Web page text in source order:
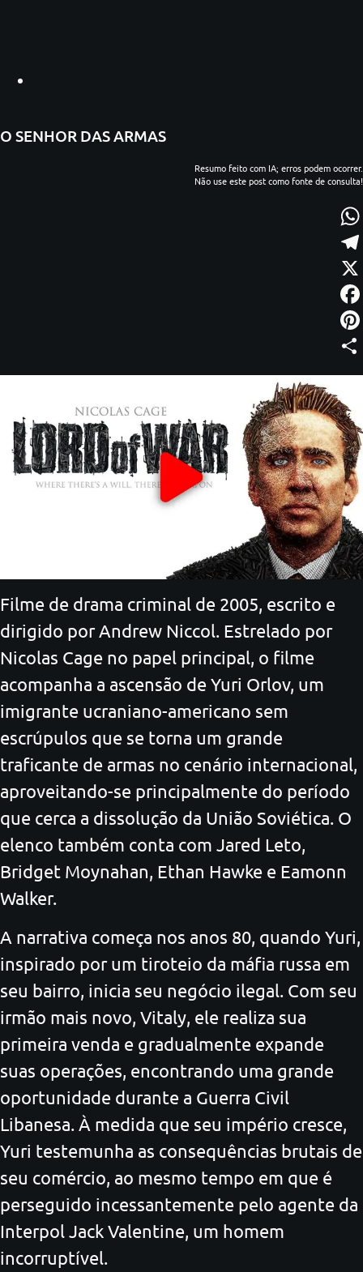
O SENHOR DAS ARMAS
Resumo feito com IA; erros podem ocorrer.
Não use este post como fonte de consulta!
Filme de drama criminal de 2005, escrito e
dirigido por Andrew Niccol. Estrelado por
Nicolas Cage no papel principal, o filme
acompanha a ascensão de Yuri Orlov, um
imigrante ucraniano-americano sem
escrúpulos que se torna um grande
traficante de armas no cenário internacional,
aproveitando-se principalmente do período
que cerca a dissolução da União Soviética. O
elenco também conta com Jared Leto,
Bridget Moynahan, Ethan Hawke e Eamonn
Walker.
A narrativa começa nos anos 80, quando Yuri,
inspirado por um tiroteio da máfia russa em
seu bairro, inicia seu negócio ilegal. Com seu
irmão mais novo, Vitaly, ele realiza sua
primeira venda e gradualmente expande
suas operações, encontrando uma grande
oportunidade durante a Guerra Civil
Libanesa. À medida que seu império cresce,
Yuri testemunha as consequências brutais de
seu comércio, ao mesmo tempo em que é
perseguido incessantemente pelo agente da
Interpol Jack Valentine, um homem
incorruptível.